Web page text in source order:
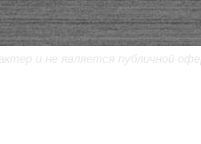
и не является публичной